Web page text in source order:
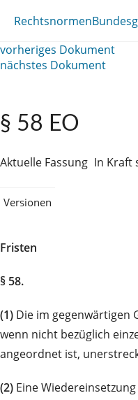
Rechtsnormen
vorheriges Dokument
nächstes Dokument
§ 58 EO
Aktuelle Fassung In Kraft
Versionen
Fristen
§ 58.
(1) Die im gegenwärtigen
wenn nicht bezüglich
angeordnet ist,
(2) Eine